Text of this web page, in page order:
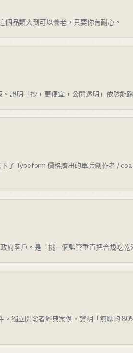
品類大到可以養老，只要你有耐心。
證明「抄 + 更便宜 + 公開透明」依然能
了 Typeform 價格擠出的單兵創作者 /
府客戶。是「挑一個監管垂直把合規吃乾
獨立開發者經典案例。證明「無聊的